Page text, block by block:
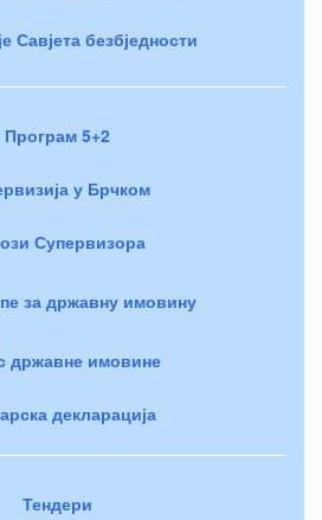
Савјета безбједности
Програм 5+2
у Брчком
Супервизора
за државну имовину
државне имовине
декларација
Тендери